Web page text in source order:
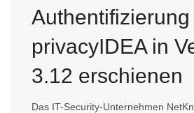
Authentifizierung
privacyIDEA in
3.12 erschienen
Das IT-Security-Unternehmen